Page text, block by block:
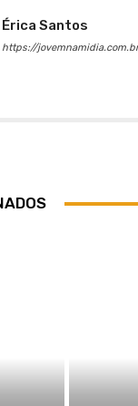
Érica Santos
https://